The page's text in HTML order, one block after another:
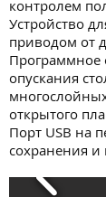
контролем
Устройство
приводом от
Программное
опускания
открытого
Порт USB на
сохранения и